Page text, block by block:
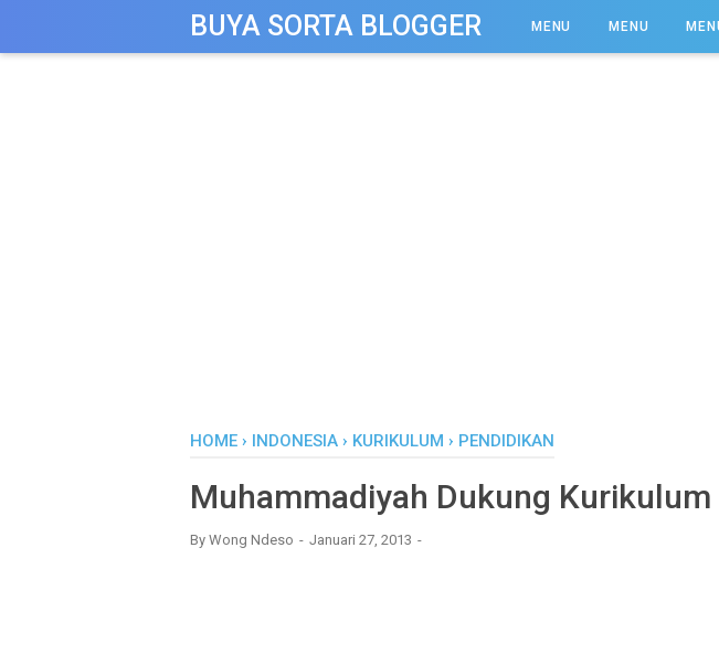
BUYA SORTA BLOGGER MENU MENU
HOME › INDONESIA › KURIKULUM › PENDIDIKAN
Muhammadiyah Dukung Kurikulum
By Wong Ndeso Januari 27, 2013